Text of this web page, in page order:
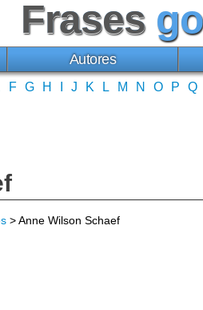
Frases go
Autores
F G H J K L M N O P Q
> Anne Wilson Schaef